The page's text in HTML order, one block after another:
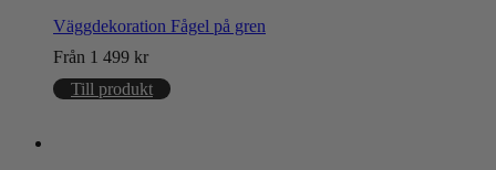
Väggdekoration Fågel på gren
Från 1 499 kr
Till produkt